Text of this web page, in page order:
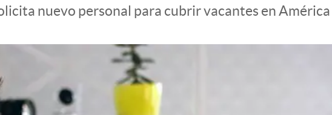
nuevo personal para cubrir vacantes en